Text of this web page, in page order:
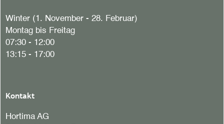
Winter (1. November - 28. Februar)
Montag bis Freitag
07:30 - 12:00
13:15 - 17:00
Kontakt
Hortima AG